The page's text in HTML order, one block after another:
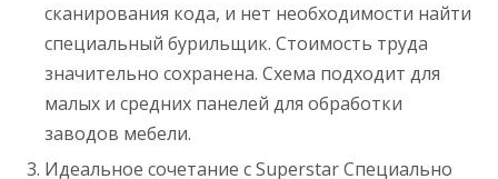
сканирования кода, и нет необходимости найти
специальный бурильщик. Стоимость труда
значительно сохранена. Схема подходит для
малых и средних панелей для обработки
заводов мебели.
Идеальное сочетание с Superstar Специально